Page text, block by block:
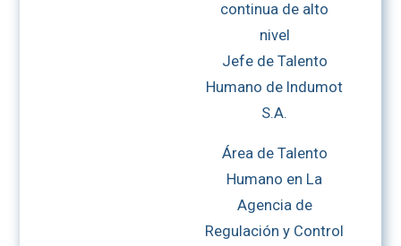
continua de alto
nivel
Jefe de Talento
Humano de Indumot
S.A.
Área de Talento
Humano en La
Agencia de
Regulación y Control